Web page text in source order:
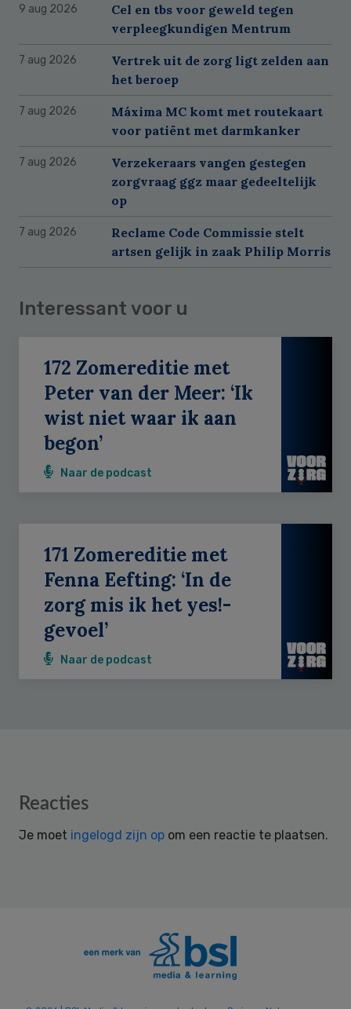
9 aug 2026
Cel en tbs voor geweld tegen
verpleegkundigen Mentrum
7 aug 2026
Vertrek uit de zorg ligt zelden aan
het beroep
7 aug 2026
Máxima MC komt met routekaart
voor patiënt met darmkanker
7 aug 2026
Verzekeraars vangen gestegen
zorgvraag ggz maar gedeeltelijk
op
7 aug 2026
Reclame Code Commissie stelt
artsen gelijk in zaak Philip Morris
Interessant voor u
172 Zomereditie met
Peter van der Meer: ‘Ik
wist niet waar ik aan
begon’
Naar de podcast
171 Zomereditie met
Fenna Eefting: ‘In de
zorg mis ik het yes!-
gevoel’
Naar de podcast
Reader
Reacties
Je moet ingelogd zijn op om een reactie te plaatsen.